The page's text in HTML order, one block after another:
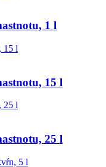
1 l
15 l
25 l